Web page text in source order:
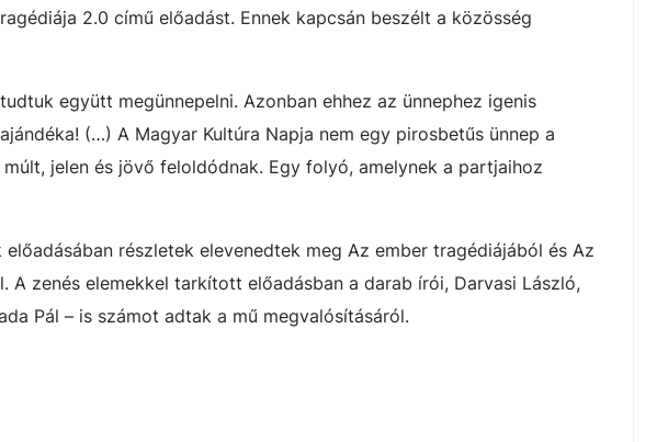
2.0 című előadást. Ennek kapcsán beszélt a közösség
együtt megünnepelni. Azonban ehhez az ünnephez igenis
(…) A Magyar Kultúra Napja nem egy pirosbetűs ünnep a
jelen és jövő feloldódnak. Egy folyó, amelynek a partjaihoz
részletek elevenedtek meg Az ember tragédiájából és Az
A zenés elemekkel tarkított előadásban a darab írói, Darvasi László,
Pál – is számot adtak a mű megvalósításáról.